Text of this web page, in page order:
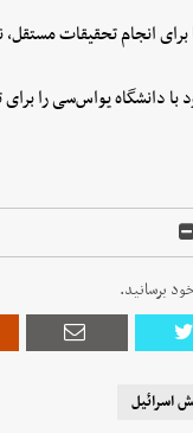
انجام تحقیقات مستقل،
با دانشگاه یو‌اس‌سی را
برسانید.
اسرائیل